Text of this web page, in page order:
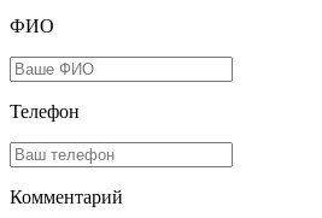
ФИО
Телефон
Комментарий